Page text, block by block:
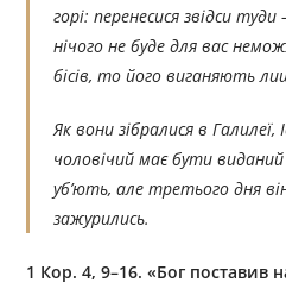
горі: перенесися звідси
нічого не буде для вас
бісів, то його виганяють
Як вони зібралися в Галилеї,
чоловічий має бути
уб’ють, але третього дня
зажурились.
1 Кор. 4, 9–16. «Бог поставив